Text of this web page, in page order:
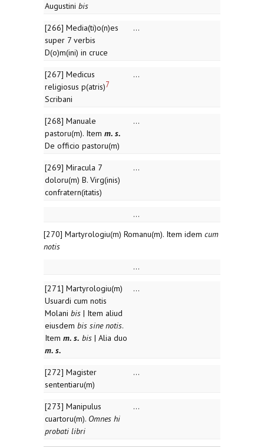
Augustini bis
[266] Media(ti)o(n)es
super 7 verbis
D(o)m(ini) in cruce
...
[267] Medicus
religiosus p(atris)7
Scribani
...
[268] Manuale
pastoru(m). Item m. s.
De officio pastoru(m)
...
[269] Miracula 7
doloru(m) B. Virg(inis)
confratern(itatis)
...
...
[270] Martyrologiu(m) Romanu(m). Item idem cum
notis
...
[271] Martyrologiu(m)
Usuardi cum notis
Molani bis | Item aliud
eiusdem bis sine notis.
Item m. s. bis | Alia duo
m. s.
...
[272] Magister
sententiaru(m)
...
[273] Manipulus
cuartoru(m). Omnes hi
probati libri
...